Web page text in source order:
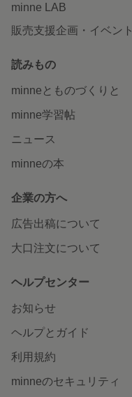
minne LAB
販売支援企画・イベント
読みもの
minneとものづくりと
minne学習帖
ニュース
minneの本
企業の方へ
広告出稿について
大口注文について
ヘルプセンター
お知らせ
ヘルプとガイド
利用規約
minneのセキュリティ